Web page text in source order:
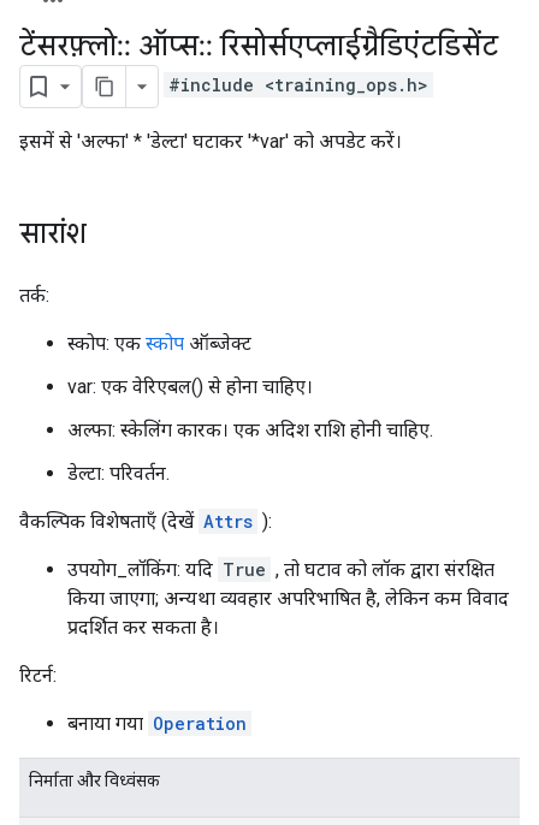
टेंसरफ़्लो:: ऑप्स:: रिसोर्सएप्लाईग्रैडिएंटडिसेंट
#include <training_ops.h>
इसमें से 'अल्फा' * 'डेल्टा' घटाकर '*var' को अपडेट करें।
सारांश
तर्क:
स्कोप: एक स्कोप ऑब्जेक्ट
var: एक वेरिएबल() से होना चाहिए।
अल्फा: स्केलिंग कारक। एक अदिश राशि होनी चाहिए.
डेल्टा: परिवर्तन.
वैकल्पिक विशेषताएँ (देखें Attrs ):
उपयोग_लॉकिंग: यदि True , तो घटाव को लॉक द्वारा संरक्षित
किया जाएगा; अन्यथा व्यवहार अपरिभाषित है, लेकिन कम विवाद
प्रदर्शित कर सकता है।
रिटर्न:
बनाया गया Operation
निर्माता और विध्वंसक